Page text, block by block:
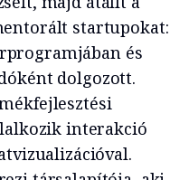
startupokat:
és
dolgozott.
interakció